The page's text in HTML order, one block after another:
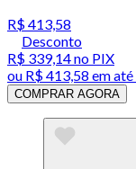
R$ 413,58
Desconto
R$ 339,14no PIX
ou R$ 413,58 em até
COMPRAR AGORA